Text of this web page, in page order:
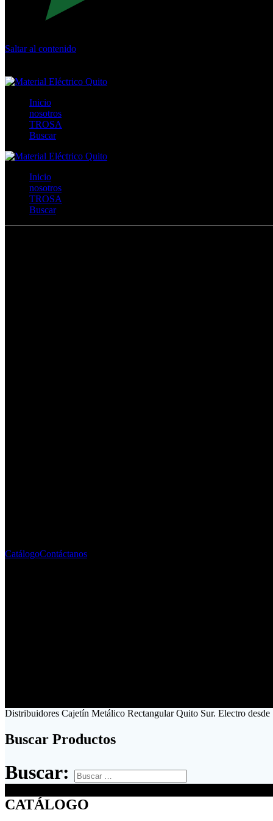
Saltar al contenido
Inicio
nosotros
TROSA
Buscar
Inicio
nosotros
TROSA
Buscar
CatálogoContáctanos
Distribuidores Cajetín Metálico Rectangular Quito Sur. Electro
Buscar Productos
Buscar:
CATÁLOGO